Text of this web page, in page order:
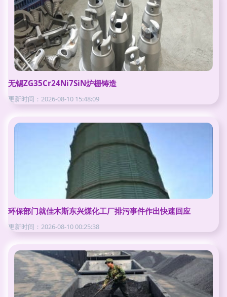
无锡ZG35Cr24Ni7SiN炉栅铸造
更新时间：2026-08-10 15:48:09
环保部门就佳木斯东兴煤化工厂排污事件作出快速回应
更新时间：2026-08-10 00:25:38